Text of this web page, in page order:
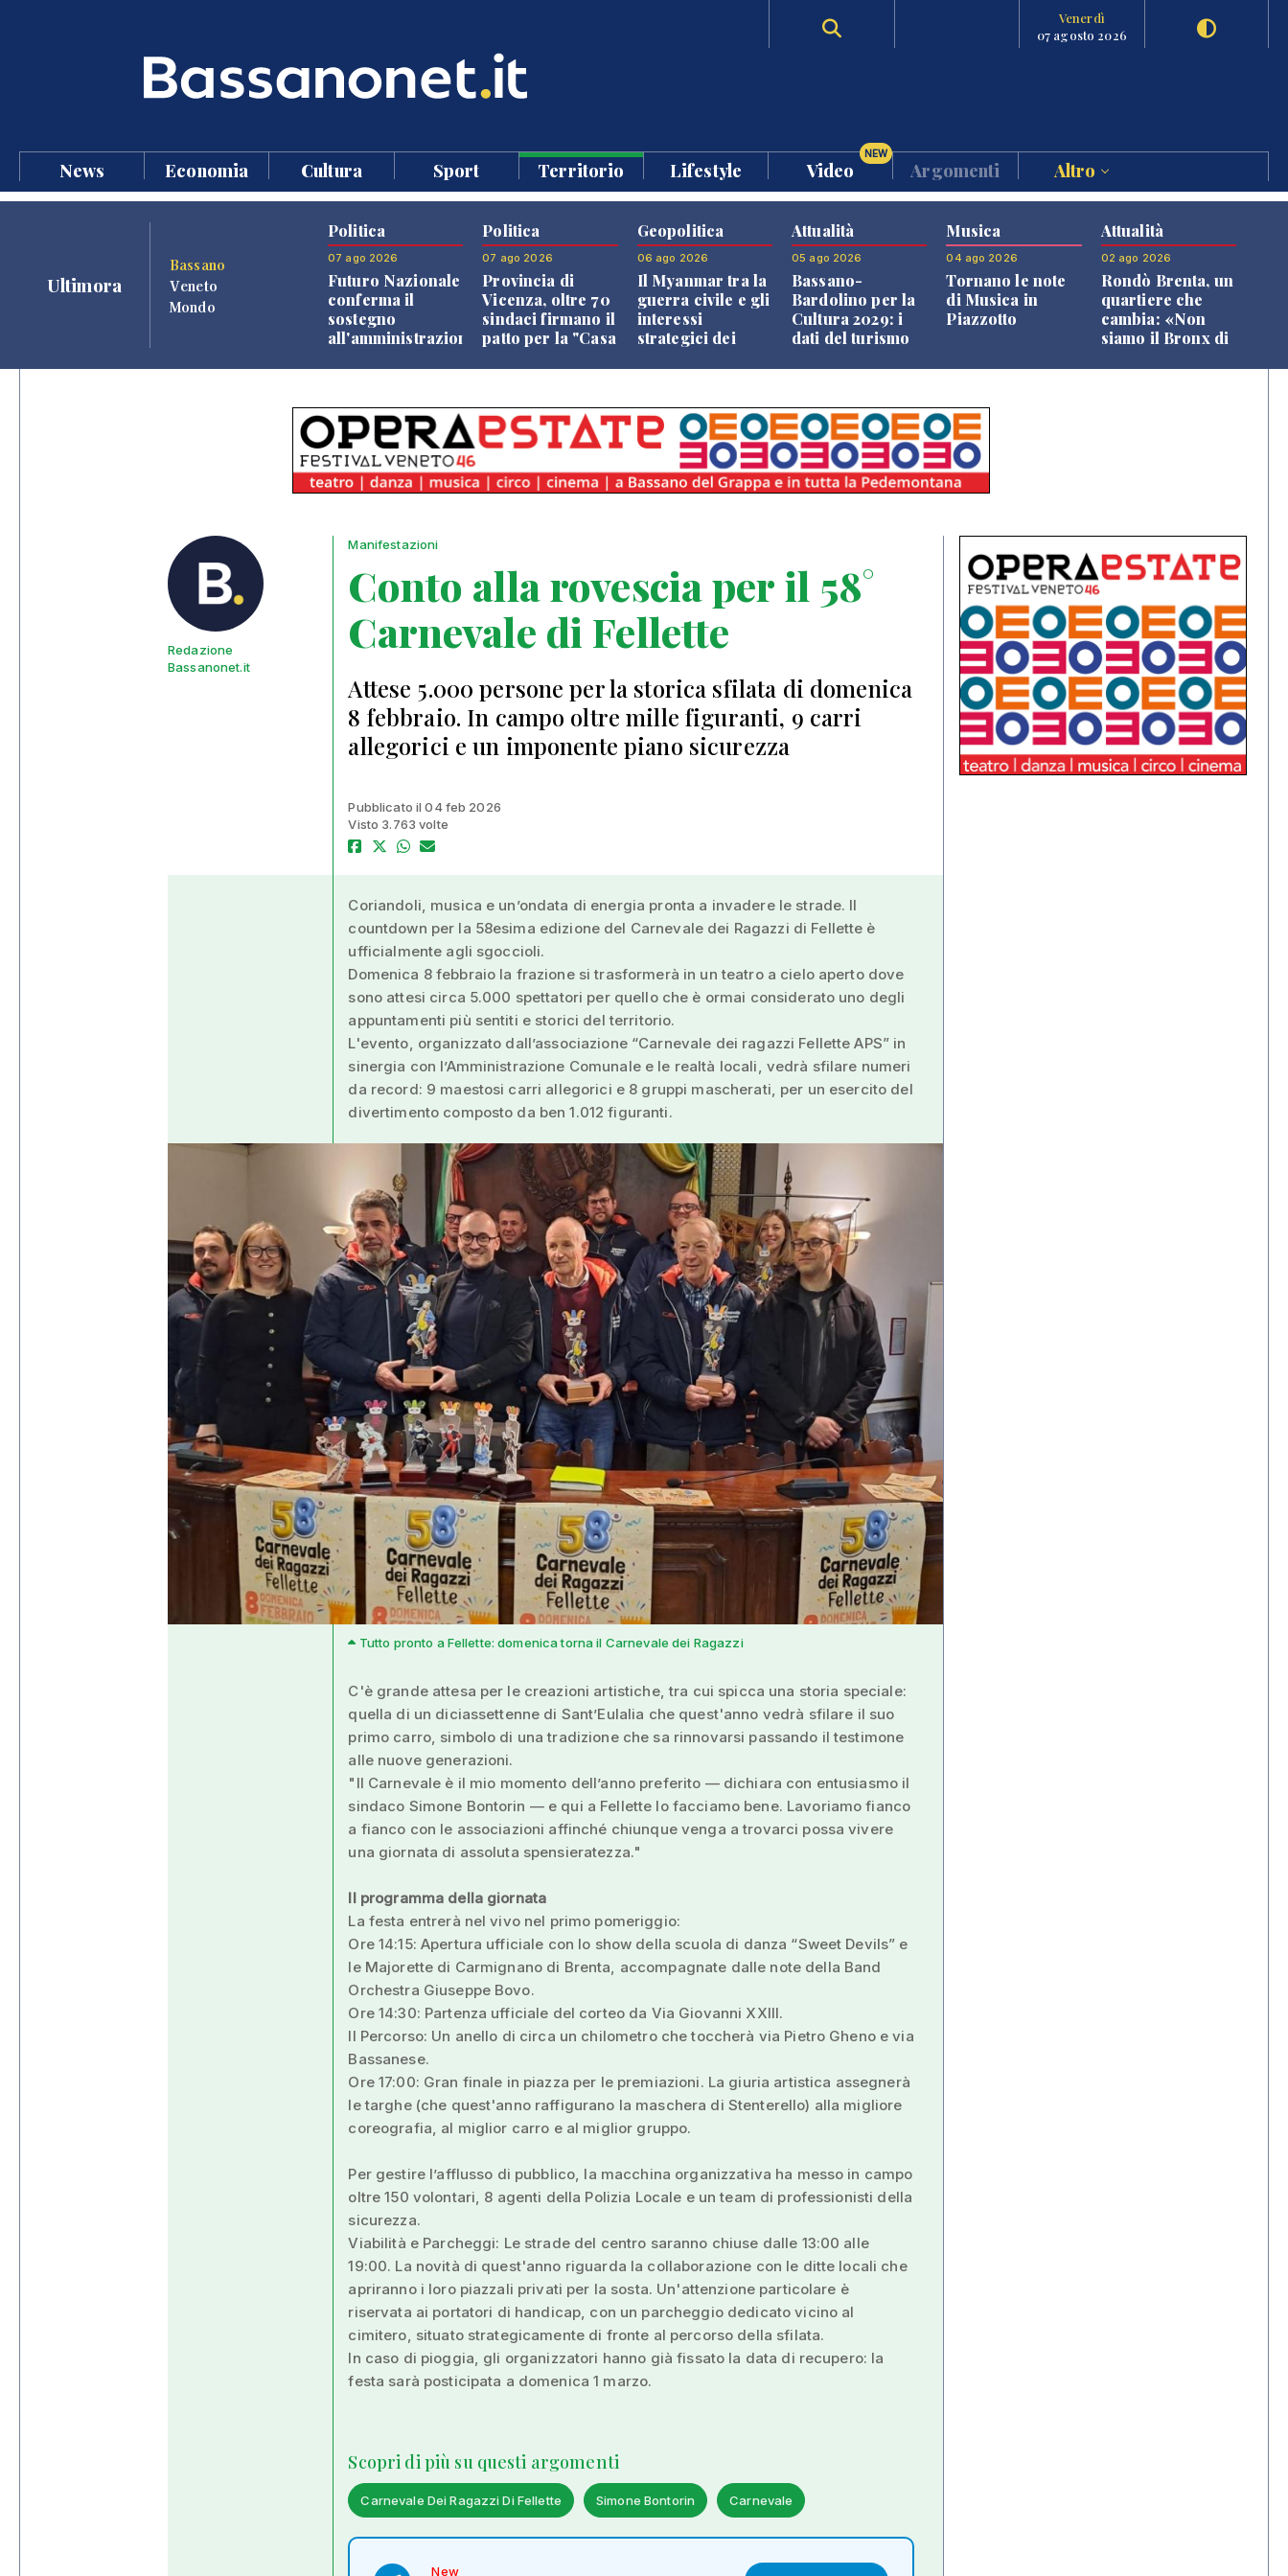
Venerdì
07 agosto 2026
News Economia Cultura Sport Territorio Lifestyle Video
NEW
Argomenti Altro
Ultimora
Bassano
Veneto
Mondo
Politica
07 ago 2026
Futuro Nazionale
conferma il
sostegno
all'amministrazione
Politica
07 ago 2026
Provincia di
Vicenza, oltre 70
sindaci firmano il
patto per la "Casa
Geopolitica
06 ago 2026
Il Myanmar tra la
guerra civile e gli
interessi
strategici dei
Attualità
05 ago 2026
Bassano-
Bardolino per la
Cultura 2029: i
dati del turismo
Musica
04 ago 2026
Tornano le note
di Musica in
Piazzotto
Attualità
02 ago 2026
Rondò Brenta, un
quartiere che
cambia: «Non
siamo il Bronx di
Redazione
Bassanonet.it
Manifestazioni
Conto alla rovescia per il 58°
Carnevale di Fellette
Attese 5.000 persone per la storica sfilata di domenica
8 febbraio. In campo oltre mille figuranti, 9 carri
allegorici e un imponente piano sicurezza
Pubblicato il 04 feb 2026
Visto 3.763 volte
Coriandoli, musica e un’ondata di energia pronta a invadere le strade. Il
countdown per la 58esima edizione del Carnevale dei Ragazzi di Fellette è
ufficialmente agli sgoccioli.
Domenica 8 febbraio la frazione si trasformerà in un teatro a cielo aperto dove
sono attesi circa 5.000 spettatori per quello che è ormai considerato uno degli
appuntamenti più sentiti e storici del territorio.
L'evento, organizzato dall’associazione “Carnevale dei ragazzi Fellette APS” in
sinergia con l’Amministrazione Comunale e le realtà locali, vedrà sfilare numeri
da record: 9 maestosi carri allegorici e 8 gruppi mascherati, per un esercito del
divertimento composto da ben 1.012 figuranti.
Tutto pronto a Fellette: domenica torna il Carnevale dei Ragazzi
C'è grande attesa per le creazioni artistiche, tra cui spicca una storia speciale:
quella di un diciassettenne di Sant’Eulalia che quest'anno vedrà sfilare il suo
primo carro, simbolo di una tradizione che sa rinnovarsi passando il testimone
alle nuove generazioni.
"Il Carnevale è il mio momento dell’anno preferito — dichiara con entusiasmo il
sindaco Simone Bontorin — e qui a Fellette lo facciamo bene. Lavoriamo fianco
a fianco con le associazioni affinché chiunque venga a trovarci possa vivere
una giornata di assoluta spensieratezza."
Il programma della giornata
La festa entrerà nel vivo nel primo pomeriggio:
Ore 14:15: Apertura ufficiale con lo show della scuola di danza “Sweet Devils” e
le Majorette di Carmignano di Brenta, accompagnate dalle note della Band
Orchestra Giuseppe Bovo.
Ore 14:30: Partenza ufficiale del corteo da Via Giovanni XXIII.
Il Percorso: Un anello di circa un chilometro che toccherà via Pietro Gheno e via
Bassanese.
Ore 17:00: Gran finale in piazza per le premiazioni. La giuria artistica assegnerà
le targhe (che quest'anno raffigurano la maschera di Stenterello) alla migliore
coreografia, al miglior carro e al miglior gruppo.
Per gestire l’afflusso di pubblico, la macchina organizzativa ha messo in campo
oltre 150 volontari, 8 agenti della Polizia Locale e un team di professionisti della
sicurezza.
Viabilità e Parcheggi: Le strade del centro saranno chiuse dalle 13:00 alle
19:00. La novità di quest'anno riguarda la collaborazione con le ditte locali che
apriranno i loro piazzali privati per la sosta. Un'attenzione particolare è
riservata ai portatori di handicap, con un parcheggio dedicato vicino al
cimitero, situato strategicamente di fronte al percorso della sfilata.
In caso di pioggia, gli organizzatori hanno già fissato la data di recupero: la
festa sarà posticipata a domenica 1 marzo.
Scopri di più su questi argomenti
Carnevale Dei Ragazzi Di Fellette Simone Bontorin Carnevale
New